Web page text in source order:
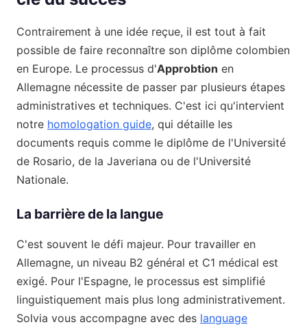
Contrairement à une idée reçue, il est tout à fait
possible de faire reconnaître son diplôme colombien
en Europe. Le processus d'Approbtion en
Allemagne nécessite de passer par plusieurs étapes
administratives et techniques. C'est ici qu'intervient
notre homologation guide, qui détaille les
documents requis comme le diplôme de l'Université
de Rosario, de la Javeriana ou de l'Université
Nationale.
La barrière de la langue
C'est souvent le défi majeur. Pour travailler en
Allemagne, un niveau B2 général et C1 médical est
exigé. Pour l'Espagne, le processus est simplifié
linguistiquement mais plus long administrativement.
Solvia vous accompagne avec des language